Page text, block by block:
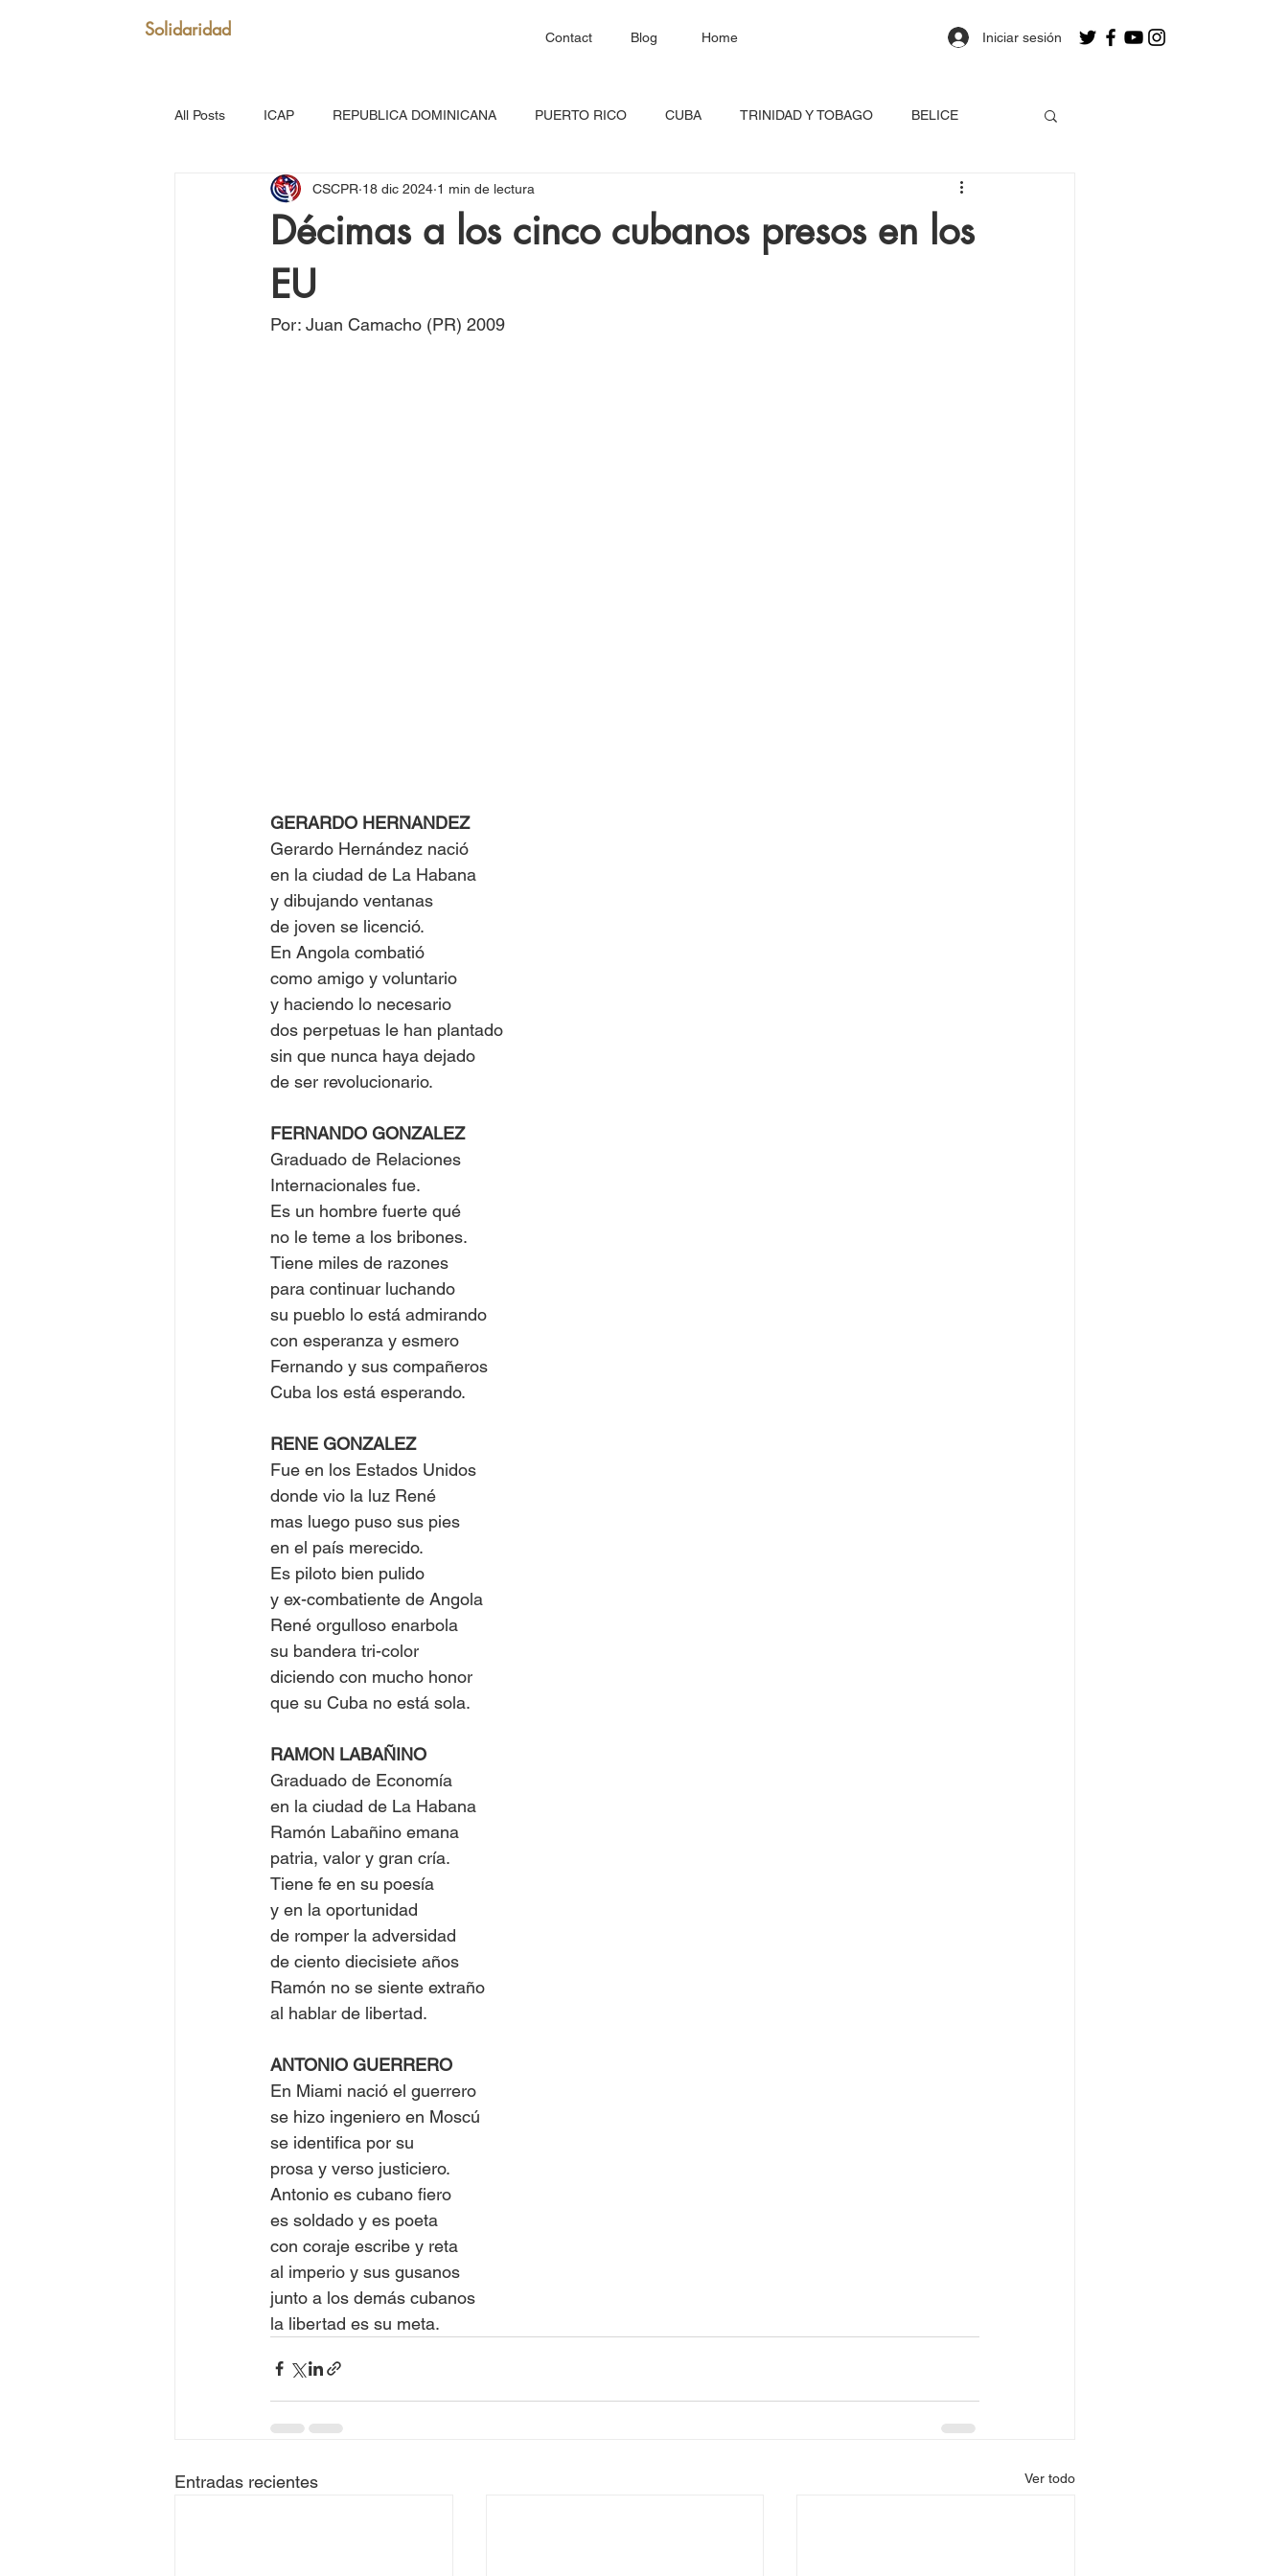
Solidaridad Home
Blog
Contact Iniciar sesión
All Posts ICAP REPUBLICA DOMINICANA PUERTO RICO CUBA TRINIDAD Y TOBAGO BELICE
SAN VICENTE Y GRANADINAS HAITÍ SANTA LUCÍA
MARTINICA
Décimas a los cinco cubanos presos en los
EU
CSCPR 18 dic 2024 1 min de lectura
Por: Juan Camacho (PR) 2009
GERARDO HERNANDEZ
Gerardo Hernández nació
en la ciudad de La Habana
y dibujando ventanas
de joven se licenció.
En Angola combatió
como amigo y voluntario
y haciendo lo necesario
dos perpetuas le han plantado
sin que nunca haya dejado
de ser revolucionario.
FERNANDO GONZALEZ
Graduado de Relaciones
Internacionales fue.
Es un hombre fuerte qué
no le teme a los bribones.
Tiene miles de razones
para continuar luchando
su pueblo lo está admirando
con esperanza y esmero
Fernando y sus compañeros
Cuba los está esperando.
RENE GONZALEZ
Fue en los Estados Unidos
donde vio la luz René
mas luego puso sus pies
en el país merecido.
Es piloto bien pulido
y ex-combatiente de Angola
René orgulloso enarbola
su bandera tri-color
diciendo con mucho honor
que su Cuba no está sola.
RAMON LABAÑINO
Graduado de Economía
en la ciudad de La Habana
Ramón Labañino emana
patria, valor y gran cría.
Tiene fe en su poesía
y en la oportunidad
de romper la adversidad
de ciento diecisiete años
Ramón no se siente extraño
al hablar de libertad.
ANTONIO GUERRERO
En Miami nació el guerrero
se hizo ingeniero en Moscú
se identifica por su
prosa y verso justiciero.
Antonio es cubano fiero
es soldado y es poeta
con coraje escribe y reta
al imperio y sus gusanos
junto a los demás cubanos
la libertad es su meta.
Entradas recientes Ver todo